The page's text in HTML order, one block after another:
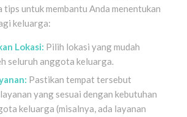
untuk membantu Anda menentukan
keluarga:
Lokasi: Pilih lokasi yang mudah
seluruh anggota keluarga.
Pastikan tempat tersebut
yang sesuai dengan kebutuhan
keluarga (misalnya, ada layanan